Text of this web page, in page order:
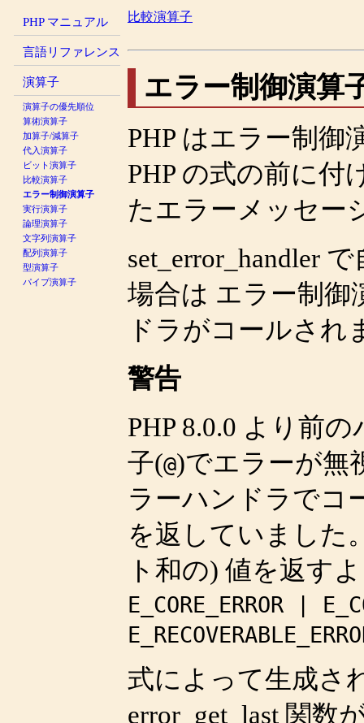
PHP マニュアル
言語リファレンス
演算子
演算子の優先順位
算術演算子
加算子/減算子
代入演算子
ビット演算子
比較演算子
エラー制御演算子
実行演算子
論理演算子
文字列演算子
配列演算子
型演算子
パイプ演算子
比較演算子
エラー制御演算
PHP はエラー制御
PHP の式の前に付
たエラーメッセー
set_error_handler で
場合は エラー制御
ドラがコールされ
警告
PHP 8.0.0 より前
子(@)でエラーが無
ラーハンドラでコ
を返していました
ト和の) 値を返す
E_CORE_ERROR |
式によって生成さ
error_get_last 関数